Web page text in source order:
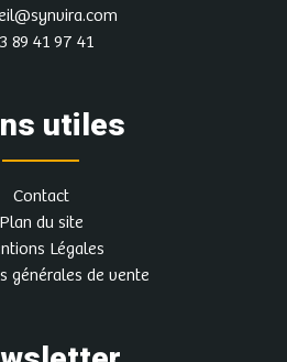
89 41 97 41
utiles
Contact
Plan du site
Légales
générales de vente